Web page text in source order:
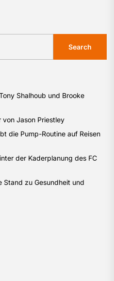
Search
Shalhoub und Brooke
von Jason Priestley
die Pump-Routine auf Reisen
der Kaderplanung des FC
Stand zu Gesundheit und